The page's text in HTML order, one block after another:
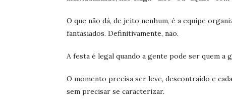
O que não dá, de jeito nenhum, é a equipe
fantasiados. Definitivamente, não.
A festa é legal quando a gente pode ser quem a
O momento precisa ser leve, descontraído e
sem precisar se caracterizar.